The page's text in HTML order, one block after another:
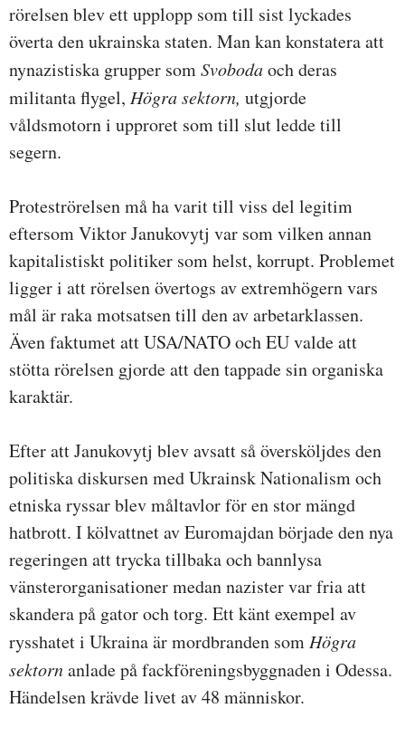
rörelsen blev ett upplopp som till sist lyckades
överta den ukrainska staten. Man kan konstatera att
nynazistiska grupper somSvobodaoch deras
militanta flygel, Högra sektorn, utgjorde
våldsmotorn i upproret som till slut ledde till
segern.
Proteströrelsen må ha varit till viss del legitim
eftersom Viktor Janukovytj var som vilken annan
kapitalistiskt politiker som helst, korrupt. Problemet
ligger i att rörelsen övertogs av extremhögern vars
mål är raka motsatsen till den av arbetarklassen.
Även faktumet att USA/NATO och EU valde att
stötta rörelsen gjorde att den tappade sin organiska
karaktär.
Efter att Janukovytj blev avsatt så översköljdes den
politiska diskursen med Ukrainsk Nationalism och
etniska ryssar blev måltavlor för en stor mängd
hatbrott. I kölvattnet av Euromajdan började den nya
regeringen att trycka tillbaka och bannlysa
vänsterorganisationer medan nazister var fria att
skandera på gator och torg. Ett känt exempel av
rysshatet i Ukraina är mordbranden som Högra
sektornanlade på fackföreningsbyggnaden i Odessa.
Händelsen krävde livet av 48 människor.